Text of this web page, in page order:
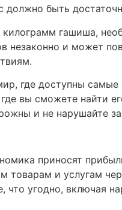
быть
килограмм гашиша,
незаконно и может
где доступны
вы сможете найти
и не нарушайте
приносят
товарам и услугам
что угодно, включая